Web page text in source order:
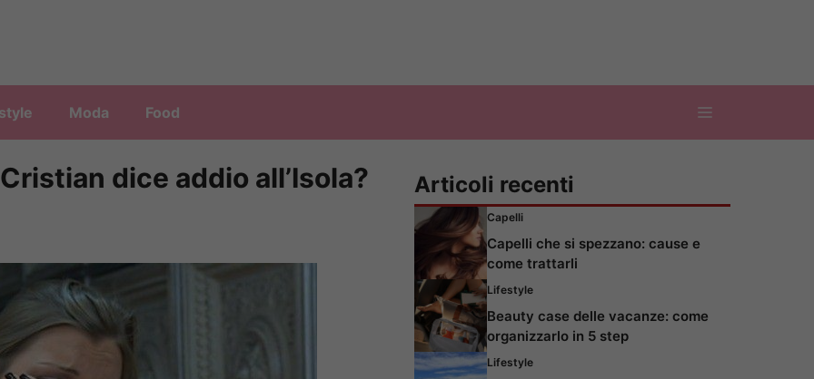
Moda Food
dice addio all’Isola? Articoli recenti
Capelli
Capelli che si spezzano: cause e
come trattarli
Lifestyle
Beauty case delle vacanze: come
organizzarlo in 5 step
Lifestyle